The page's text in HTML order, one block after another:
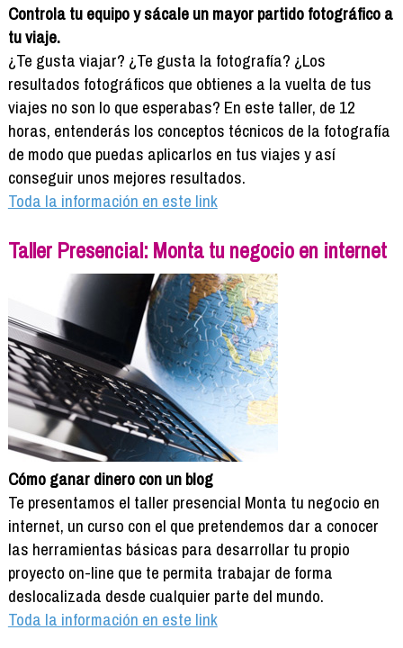
Controla tu equipo y sácale un mayor partido fotográfico a
tu viaje.
¿Te gusta viajar? ¿Te gusta la fotografía? ¿Los
resultados fotográficos que obtienes a la vuelta de tus
viajes no son lo que esperabas? En este taller, de 12
horas, entenderás los conceptos técnicos de la fotografía
de modo que puedas aplicarlos en tus viajes y así
conseguir unos mejores resultados.
Toda la información en este link
Taller Presencial: Monta tu negocio en internet
Cómo ganar dinero con un blog
Te presentamos el taller presencial Monta tu negocio en
internet, un curso con el que pretendemos dar a conocer
las herramientas básicas para desarrollar tu propio
proyecto on-line que te permita trabajar de forma
deslocalizada desde cualquier parte del mundo.
Toda la información en este link